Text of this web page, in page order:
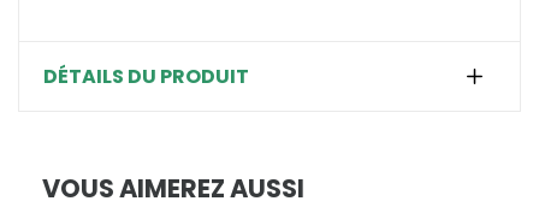
DÉTAILS DU PRODUIT
VOUS AIMEREZ AUSSI